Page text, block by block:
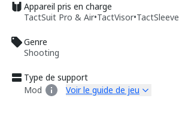
Appareil pris en charge
TactSuit Pro & Air•TactVisor•TactSleeve
Genre
Shooting
Type de support
Mod
Voir le guide de jeu